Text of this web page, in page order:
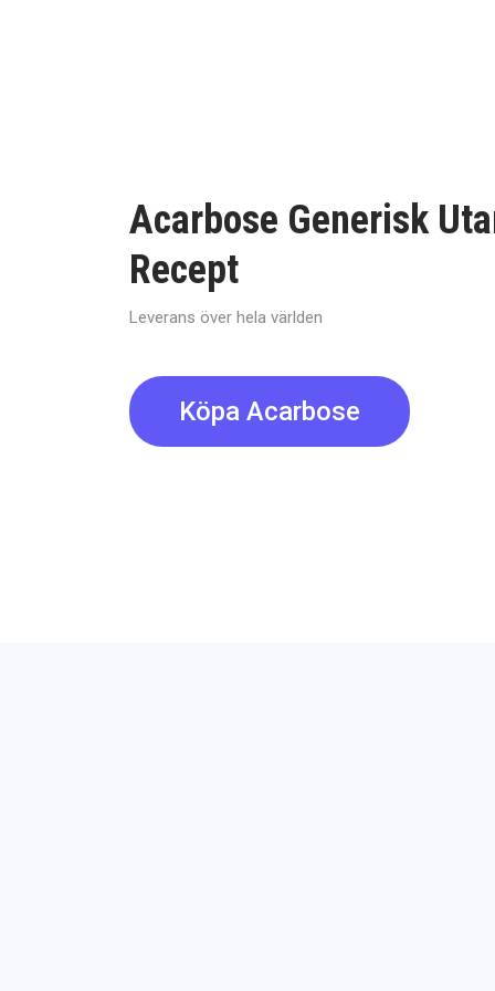
Acarbose Generisk
Recept
Leverans över hela världen
Köpa Acarbose